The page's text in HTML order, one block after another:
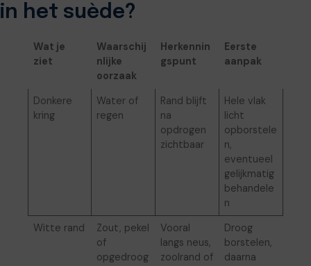
in het suède?
Wat je
ziet
Waarschij
nlijke
oorzaak
Herkennin
gspunt
Eerste
aanpak
Donkere
kring
Water of
regen
Rand blijft
na
opdrogen
zichtbaar
Hele vlak
licht
opborstele
n,
eventueel
gelijkmatig
behandele
n
Witte rand
Zout, pekel
of
opgedroog
Vooral
langs neus,
zoolrand of
Droog
borstelen,
daarna